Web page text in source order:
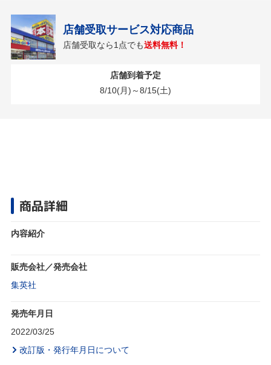
店舗受取サービス対応商品
店舗受取なら1点でも送料無料！
店舗到着予定
8/10(月)～8/15(土)
商品詳細
内容紹介
販売会社／発売会社
集英社
発売年月日
2022/03/25
改訂版・発行年月日について